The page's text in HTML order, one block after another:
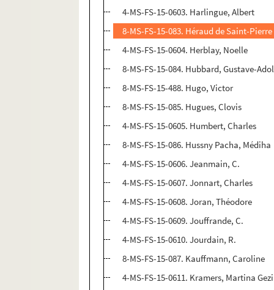
4-MS-FS-15-0603. Harlingue, Albert
8-MS-FS-15-083. Héraud de Saint-Pierre
4-MS-FS-15-0604. Herblay, Noelle
8-MS-FS-15-084. Hubbard, Gustave-
8-MS-FS-15-488. Hugo, Victor
8-MS-FS-15-085. Hugues, Clovis
4-MS-FS-15-0605. Humbert, Charles
8-MS-FS-15-086. Hussny Pacha, Médiha
4-MS-FS-15-0606. Jeanmain, C.
4-MS-FS-15-0607. Jonnart, Charles
4-MS-FS-15-0608. Joran, Théodore
4-MS-FS-15-0609. Jouffrande, C.
4-MS-FS-15-0610. Jourdain, R.
8-MS-FS-15-087. Kauffmann, Caroline
4-MS-FS-15-0611. Kramers, Martina